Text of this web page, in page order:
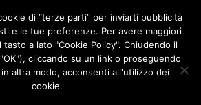
F
c
e
b
o
I
n
s
t
di “terze parti” per inviarti pubblicità
e le tue preferenze. Per avere maggiori
tasto a lato "Cookie Policy". Chiudendo il
cliccando su un link o proseguendo
altra modo, acconsenti all'utilizzo dei
cookie.